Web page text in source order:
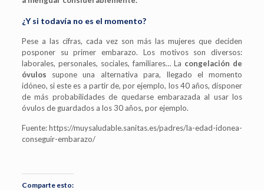
¿Y si todavía no es el momento?
Pese a las cifras, cada vez son más las mujeres que deciden
posponer su primer embarazo. Los motivos son diversos:
laborales, personales, sociales, familiares… La congelación de
óvulos supone una alternativa para, llegado el momento
idóneo, si este es a partir de, por ejemplo, los 40 años, disponer
de más probabilidades de quedarse embarazada al usar los
óvulos de guardados a los 30 años, por ejemplo.
Fuente: https://muysaludable.sanitas.es/padres/la-edad-idonea-
conseguir-embarazo/
Comparte esto: